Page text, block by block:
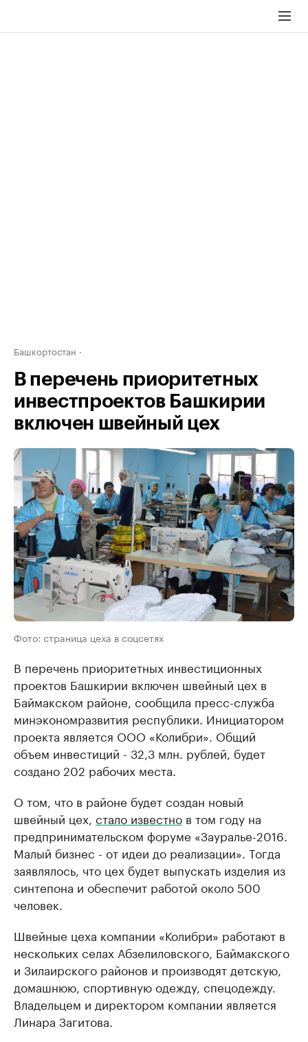
Башкортостан
В перечень приоритетных
инвестпроектов Башкирии
включен швейный цех
Фото: страница цеха в соцсетях
В перечень приоритетных инвестиционных
проектов Башкирии включен швейный цех в
Баймакском районе, сообщила пресс-служба
минэкономразвития республики. Инициатором
проекта является ООО «Колибри». Общий
объем инвестиций - 32,3 млн. рублей, будет
создано 202 рабочих места.
О том, что в районе будет создан новый
швейный цех, стало известно в том году на
предпринимательском форуме «Зауралье-2016.
Малый бизнес - от идеи до реализации». Тогда
заявлялось, что цех будет выпускать изделия из
синтепона и обеспечит работой около 500
человек.
Швейные цеха компании «Колибри» работают в
нескольких селах Абзелиловского, Баймакского
и Зилаирского районов и производят детскую,
домашнюю, спортивную одежду, спецодежду.
Владельцем и директором компании является
Линара Загитова.